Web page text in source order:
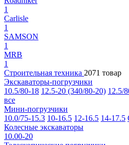
1
Carlisle
1
SAMSON
1
MRB
1
Строительная техника 2071 товар
Экскаваторы-погрузчики
10.5/80-18 12.5-20 (340/80-20) 12.5/
все
Мини-погрузчики
10.0/75-15.3 10-16.5 12-16.5 14-17.5
Колесные экскаваторы
10.00-20